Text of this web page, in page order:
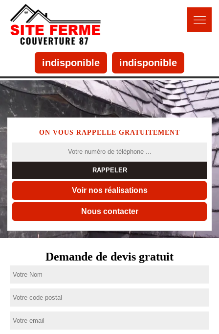
indisponible indisponible
ON VOUS RAPPELLE GRATUITEMENT
Voir nos réalisations
Nous contacter
Demande de devis gratuit